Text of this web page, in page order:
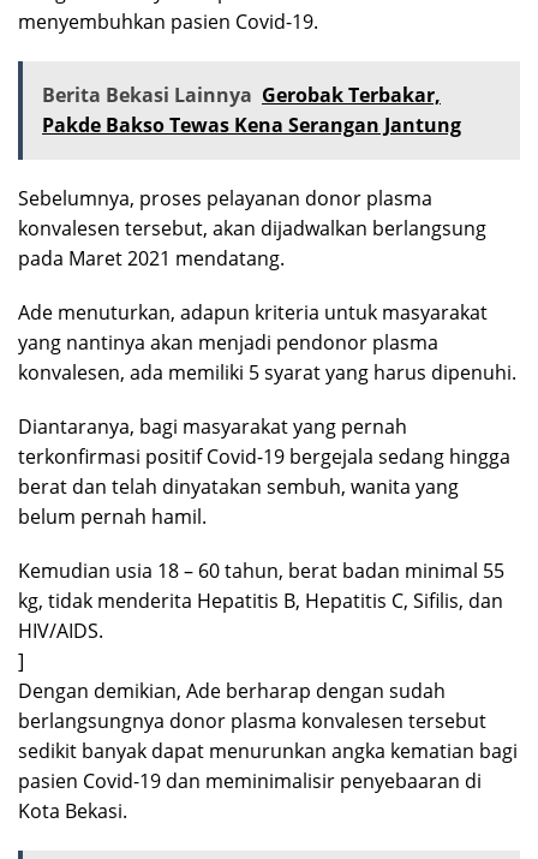
menyembuhkan pasien Covid-19.
Berita Bekasi Lainnya Gerobak Terbakar,
Pakde Bakso Tewas Kena Serangan Jantung
Sebelumnya, proses pelayanan donor plasma
konvalesen tersebut, akan dijadwalkan berlangsung
pada Maret 2021 mendatang.
Ade menuturkan, adapun kriteria untuk masyarakat
yang nantinya akan menjadi pendonor plasma
konvalesen, ada memiliki 5 syarat yang harus dipenuhi.
Diantaranya, bagi masyarakat yang pernah
terkonfirmasi positif Covid-19 bergejala sedang hingga
berat dan telah dinyatakan sembuh, wanita yang
belum pernah hamil.
Kemudian usia 18 – 60 tahun, berat badan minimal 55
kg, tidak menderita Hepatitis B, Hepatitis C, Sifilis, dan
HIV/AIDS.
]
Dengan demikian, Ade berharap dengan sudah
berlangsungnya donor plasma konvalesen tersebut
sedikit banyak dapat menurunkan angka kematian bagi
pasien Covid-19 dan meminimalisir penyebaaran di
Kota Bekasi.